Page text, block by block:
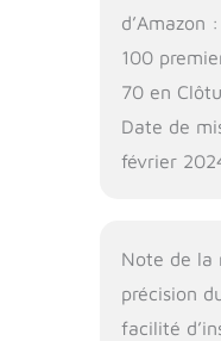
d’Amazon
100
70 en
Date de
février
Note de la
précision
facilité